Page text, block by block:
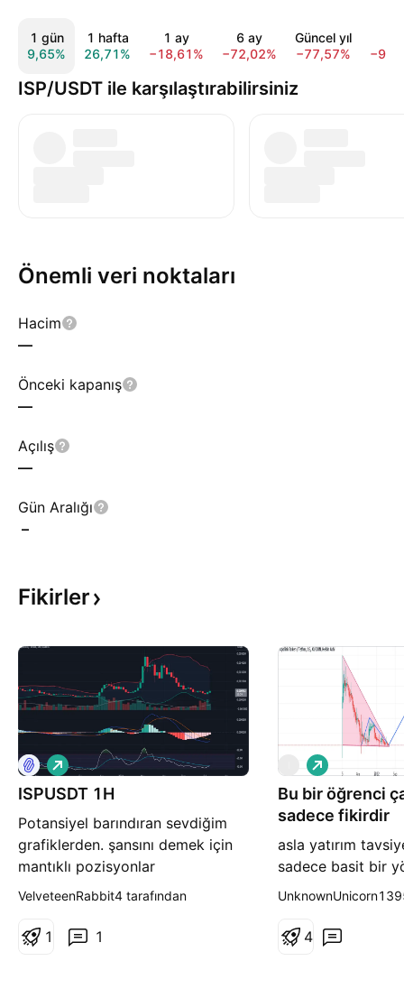
1 gün
9,65%
1 hafta
26,71%
1 ay
−18,61%
6 ay
−72,02%
Güncel yıl
−77,57%
ISP/USDT ile karşılaştırabilirsiniz
Önemli veri noktaları
Hacim
—
Önceki kapanış
—
Açılış
—
Gün Aralığı
–
Fikirler
ISPUSDT 1H
Potansiyel barındıran sevdiğim
grafiklerden. şansını demek için
mantıklı pozisyonlar
A
l
ı
VelveteenRabbit4 tarafından
1
1
Bu bir öğrenci
sadece fikirdir
asla yatırım
sadece basit bir
tahmini hedefler
A
l
ı
4